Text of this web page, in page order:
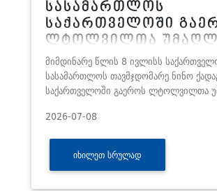
სასამართლოს
საქართველოში
ლტოლვილთა
კომისარიატის
წარმომადგენელი
მიმდინარე წლის 8 ივლისს
სასამართლოს თავმჯდომარე ნინო
საქართველოში გაეროს ლტოლვილთა
2026-07-08
ᲘᲮᲘᲚᲔᲗ ᲡᲠᲣᲚᲐᲓ